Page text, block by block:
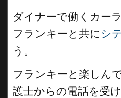
ダイナーで働くカー
フランキーと共に シ
う。
フランキーと楽しん
護士からの電話を受け